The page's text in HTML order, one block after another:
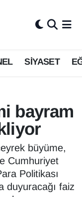
SİYASET
bayram
büyüme,
Cumhuriyet
Politikası
duyuracağı faiz